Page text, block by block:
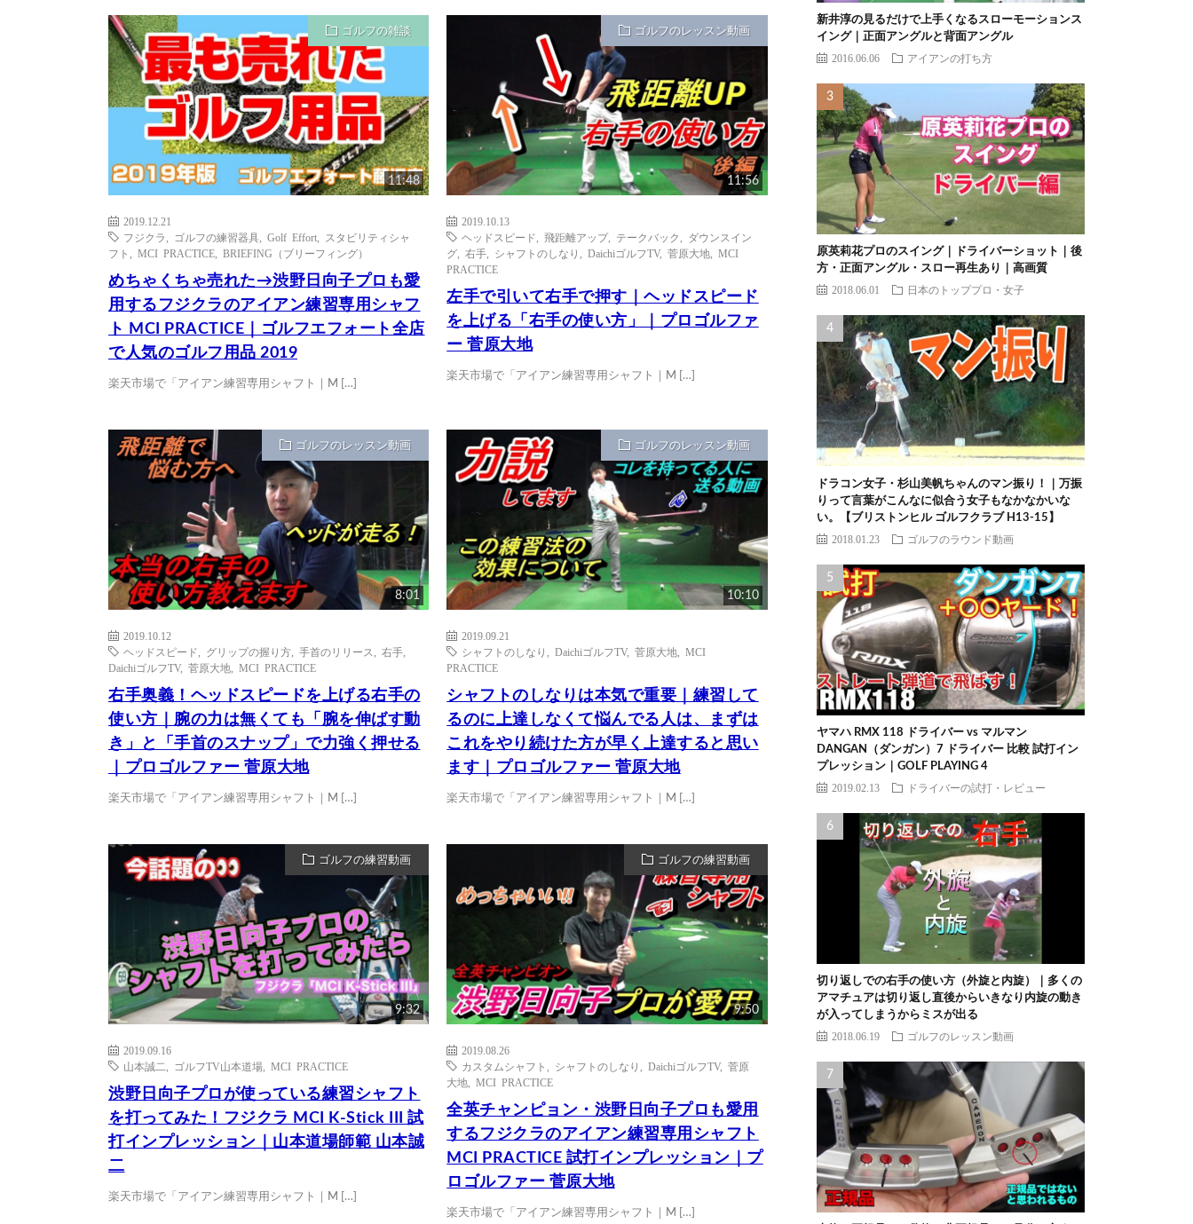
ゴルフの雑談
11:48
2019.12.21
フジクラ
ゴルフの練習器具 Golf Effort
スタビリティシャ
フト
MCI PRACTICE BRIEFING（ブリーフィング）
めちゃくちゃ売れた→渋野日向子プロも愛
用するフジクラのアイアン練習専用シャフ
ト MCI PRACTICE｜ゴルフエフォート全店
で人気のゴルフ用品 2019
楽天市場で「アイアン練習専用シャフト｜M […]
ゴルフのレッスン動画
11:56
2019.10.13
ヘッドスピード
,飛距離アップ, テークバック
ダウンスイン
グ ,右手 シャフトのしなり ,DaichiゴルフTV,菅原大地 ,MCI
PRACTICE
左手で引いて右手で押す｜ヘッドスピード
を上げる「右手の使い方」｜プロゴルファ
ー 菅原大地
楽天市場で「アイアン練習専用シャフト｜M […]
ゴルフのレッスン動画
8:01
2019.10.12
ヘッドスピード
グリップの握り方 手首のリリース 右手
DaichiゴルフTV, 菅原大地 MCI PRACTICE
右手奥義！ヘッドスピードを上げる右手の
使い方｜腕の力は無くても「腕を伸ばす動
き」と「手首のスナップ」で力強く押せる
｜プロゴルファー 菅原大地
楽天市場で「アイアン練習専用シャフト｜M […]
ゴルフのレッスン動画
10:10
2019.09.21
シャフトのしなり
,DaichiゴルフTV,菅原大地 ,MCI
PRACTICE
シャフトのしなりは本気で重要｜練習して
るのに上達しなくて悩んでる人は、まずは
これをやり続けた方が早く上達すると思い
ます｜プロゴルファー 菅原大地
楽天市場で「アイアン練習専用シャフト｜M […]
ゴルフの練習動画
9:32
2019.09.16
山本誠二
ゴルフTV山本道場 MCI PRACTICE
渋野日向子プロが使っている練習シャフト
を打ってみた！フジクラ MCI K-Stick III 試
打インプレッション｜山本道場師範 山本誠
二
楽天市場で「アイアン練習専用シャフト｜M […]
ゴルフの練習動画
9:50
2019.08.26
カスタムシャフト
シャフトのしなり ,DaichiゴルフTV,菅原
大地 ,MCI PRACTICE
全英チャンピョン・渋野日向子プロも愛用
するフジクラのアイアン練習専用シャフト
MCI PRACTICE 試打インプレッション｜プ
ロゴルファー 菅原大地
楽天市場で「アイアン練習専用シャフト｜M […]
新井淳の見るだけで上手くなるスローモーションス
イング｜正面アングルと背面アングル
2016.06.06 アイアンの打ち方
原英莉花プロのスイング｜ドライバーショット｜後
方・正面アングル・スロー再生あり｜高画質
2018.06.01 日本のトッププロ・女子
ドラコン女子・杉山美帆ちゃんのマン振り！｜万振
りって言葉がこんなに似合う女子もなかなかいな
い。【ブリストンヒル ゴルフクラブ H13-15】
2018.01.23 ゴルフのラウンド動画
ヤマハ RMX 118 ドライバー vs マルマン
DANGAN（ダンガン）7 ドライバー 比較 試打イン
プレッション｜GOLF PLAYING 4
2019.02.13 ドライバーの試打・レビュー
切り返しでの右手の使い方（外旋と内旋）｜多くの
アマチュアは切り返し直後からいきなり内旋の動き
が入ってしまうからミスが出る
2018.06.19 ゴルフのレッスン動画